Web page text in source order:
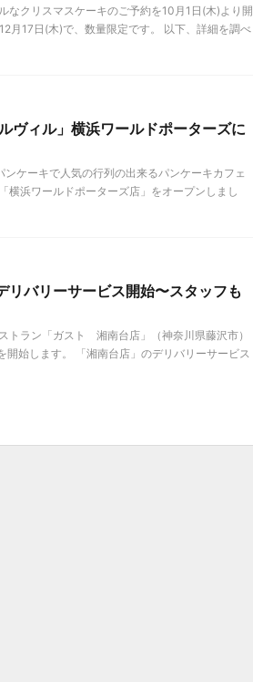
なクリスマスケーキのご予約を10月1日(木)より開
月17日(木)で、数量限定です。 以下、詳細を調べ
ヴィル」横浜ワールドポーターズに
ケーキで人気の行列の出来るパンケーキカフェ
横浜ワールドポーターズ店」をオープンしまし
リバリーサービス開始〜スタッフも
トラン「ガスト 湘南台店」（神奈川県藤沢市）
始します。 「湘南台店」のデリバリーサービス